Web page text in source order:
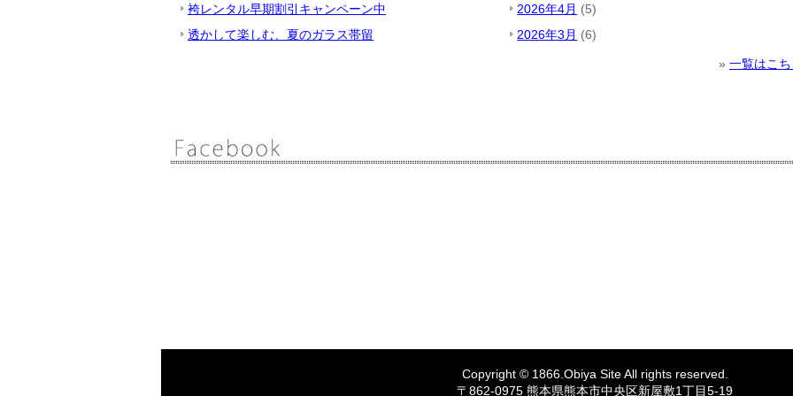
袴レンタル早期割引キャンペーン中
透かして楽しむ、夏のガラス帯留
2026年4月 (5)
2026年3月 (6)
» 一覧はこ
Copyright © 1866. Obiya Site All rights reserved.
〒862-0975 熊本県熊本市中央区新屋敷1丁目5-19